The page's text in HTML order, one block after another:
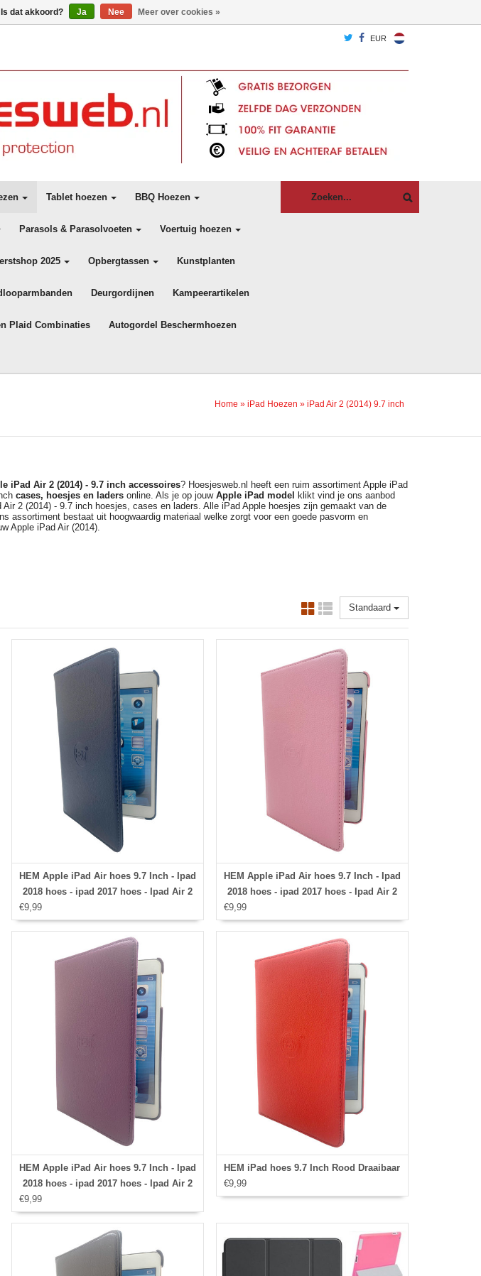
EUR
Tablet hoezen BBQ Hoezen
Parasols & Parasolvoeten Voertuig hoezen
2025 Opbergtassen Kunstplanten
Deurgordijnen Kampeerartikelen
Plaid Combinaties Autogordel Beschermhoezen
Home » iPad Hoezen » iPad Air 2 (2014) 9.7 inch
iPad Air 2 (2014) - 9.7 inch accessoires? Hoesjesweb.nl heeft een ruim assortiment Apple iPad
cases, hoesjes en ladersonline. Als je op jouw Apple iPad model
klikt vind je ons aanbod
Air 2 (2014) - 9.7 inch hoesjes, cases en laders. Alle iPad Apple hoesjes zijn gemaakt van de
assortiment bestaat uit hoogwaardig materiaal welke zorgt voor een goede pasvorm en
Apple iPad Air (2014).
Standaard
HEM Apple iPad Air hoes 9.7 Inch - Ipad
2018 hoes - ipad 2017 hoes - Ipad Air 2
hoes - Ipad Air hoesje - Ipad 9.7 case -
Ipad 9.7 Autowake Draaibare Cover -
Ipad hoes 2017/2018 - Donker Blauw -
Gehele draaibare bescherming voor
€9,99
HEM Apple iPad Air hoes 9.7 Inch - Ipad
2018 hoes - ipad 2017 hoes - Ipad Air 2
hoes - Ipad Air hoesje - Ipad 9.7 case -
Ipad 9.7 Autowake Draaibare Cover -
Ipad hoes 2017/2018 - Licht Roze -
Gehele draaibare bescherming voor
Ipad
€9,99
HEM Apple iPad Air hoes 9.7 Inch - Ipad
2018 hoes - ipad 2017 hoes - Ipad Air 2
hoes - Ipad Air hoesje - Ipad 9.7 case -
Ipad 9.7 Autowake Draaibare Cover -
Ipad hoes 2017/2018 - Paars - Gehele
draaibare bescherming voor Ipad
€9,99
HEM iPad hoes 9.7 Inch Rood Draaibaar
€9,99
dat akkoord? Ja Nee Meer over cookies »